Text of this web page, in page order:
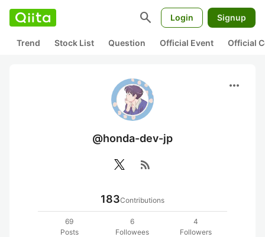
search Login Signup
Trend Stock List Question Official Event Official
more_horiz
@honda-dev-jp
rss_feed
183Contributions
69
Posts
6
Followees
4
Followers